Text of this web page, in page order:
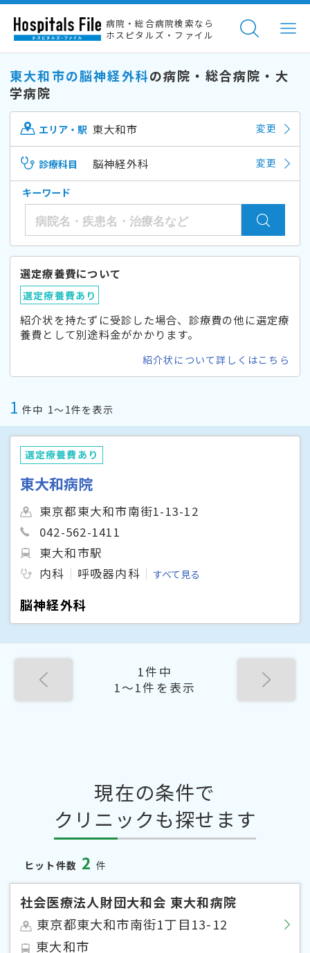
病院・総合病院検索なら
ホスピタルズ・ファイル
東大和市の脳神経外科の病院・総合病院・大
学病院
エリア・駅 東大和市 変更
診療科目 脳神経外科 変更
キーワード
選定療養費について
選定療養費あり
紹介状を持たずに受診した場合、診療費の他に選定療
養費として別途料金がかかります。
紹介状について詳しくはこちら
1 件中 1〜1件を表示
選定療養費あり
東大和病院
東京都東大和市南街1-13-12
042-562-1411
東大和市駅
内科
呼吸器内科 すべて見る
脳神経外科
1件中
1〜1件を表示
現在の条件で
クリニックも探せます
ヒット件数 2 件
社会医療法人財団大和会 東大和病院
東京都東大和市南街1丁目13-12
東大和市